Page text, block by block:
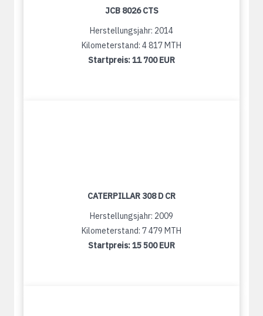
JCB 8026 CTS
Herstellungsjahr: 2014
Kilometerstand: 4 817 MTH
Startpreis:11 700 EUR
CATERPILLAR 308 D CR
Herstellungsjahr: 2009
Kilometerstand: 7 479 MTH
Startpreis:15 500 EUR